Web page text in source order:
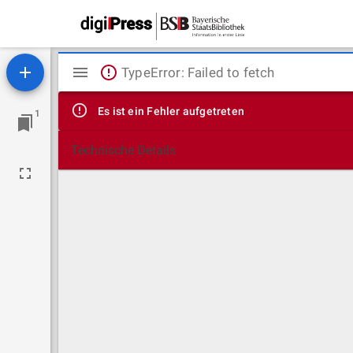
1
Mirador
Viewer
TypeError: Failed to fetch
Es ist ein Fehler aufgetreten
Technische Details